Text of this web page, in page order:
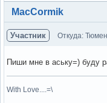
Вне форума
MacCormik
Участник Откуда:
Пиши мне в аську=) буду
With Love....=\